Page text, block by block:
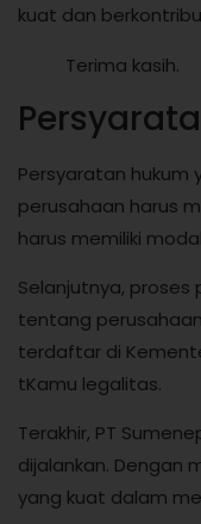
kuat dan
Terima kasih.
Persyaratan hukum
perusahaan harus
harus memiliki
Selanjutnya,
tentang
terdaftar di
tKamu legalitas.
Terakhir, PT
dijalankan. Dengan
yang kuat dalam